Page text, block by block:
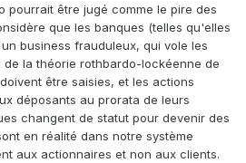
pourrait être jugé comme le pire des
que les banques (telles qu'elles
business frauduleux, qui vole les
la théorie rothbardo-lockéenne de
être saisies, et les actions
déposants au prorata de leurs
changent de statut pour devenir des
en réalité dans notre système
aux actionnaires et non aux clients.